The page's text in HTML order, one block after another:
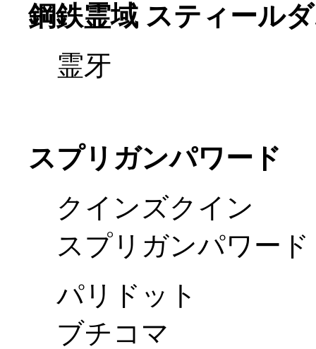
鋼鉄霊域 スティール
霊牙
スプリガンパワード
クインズクイン
スプリガンパワード
パリドット
ブチコマ